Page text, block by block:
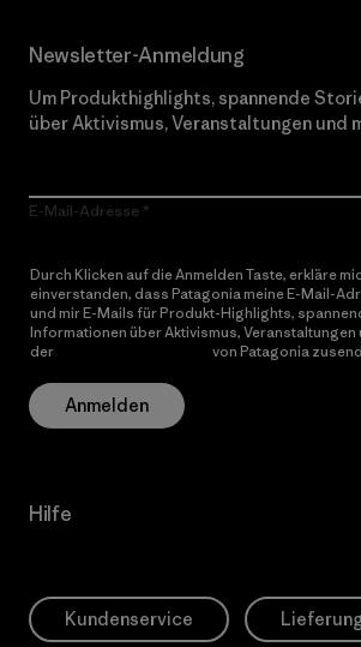
Newsletter-Anmeldung
Um Produkthighlights, spannende
über Aktivismus, Veranstaltungen und
E-Mail-Adresse
Durch Klicken auf die Anmelden Taste, erkläre
einverstanden, dass Patagonia meine E-Mail-
und mir E-Mails für Produkt-Highlights,
Informationen über Aktivismus, Veranstaltungen
der
von Patagonia
Anmelden
Hilfe
Kundenservice